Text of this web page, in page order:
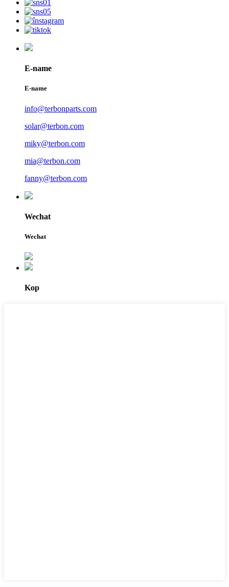
E-name
E-name
info@terbonparts.com
solar@terbon.com
miky@terbon.com
mia@terbon.com
fanny@terbon.com
Wechat
Wechat
Kop